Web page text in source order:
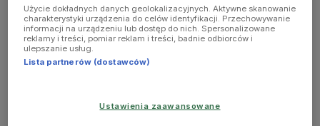
Lubelskiego (Białe plamy/Trójka)
Użycie dokładnych danych geolokalizacyjnych. Aktywne skanowanie
charakterystyki urządzenia do celów identyfikacji. Przechowywanie
informacji na urządzeniu lub dostęp do nich. Spersonalizowane
reklamy i treści, pomiar reklam i treści, badnie odbiorców i
ulepszanie usług.
Lista partnerów (dostawców)
Ustawienia zaawansowane